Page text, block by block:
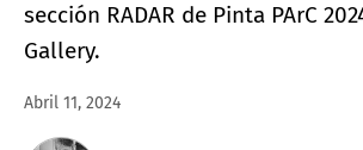
sección RADAR de Pinta PArC
Gallery.
Abril 11, 2024